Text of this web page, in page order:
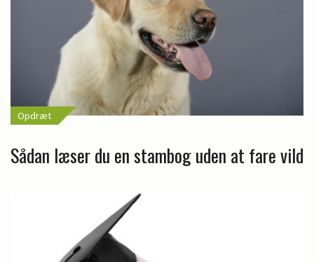
Opdræt
Sådan læser du en stambog uden at fare vild